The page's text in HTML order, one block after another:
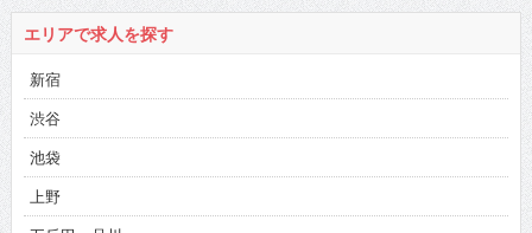
エリアで求人を探す
新宿
渋谷
池袋
上野